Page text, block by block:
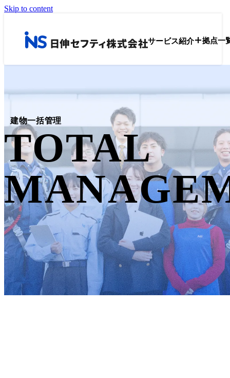
Skip to content
サービス紹介 拠点一
建物一括管理
TOTAL